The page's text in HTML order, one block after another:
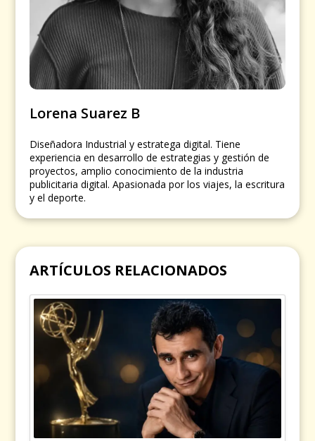
Lorena Suarez B
Diseñadora Industrial y estratega digital. Tiene
experiencia en desarrollo de estrategias y gestión de
proyectos, amplio conocimiento de la industria
publicitaria digital. Apasionada por los viajes, la escritura
y el deporte.
ARTÍCULOS RELACIONADOS